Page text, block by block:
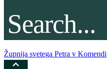
Župnija svetega Petra v Komendi